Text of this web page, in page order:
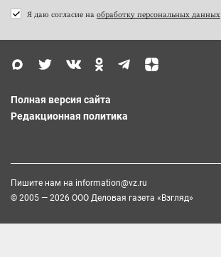
Я даю согласие на обработку персональных данных
Полная версия сайта
Редакционная политика
Пишите нам на information@vz.ru
© 2005 — 2026 ООО Деловая газета «Взгляд»